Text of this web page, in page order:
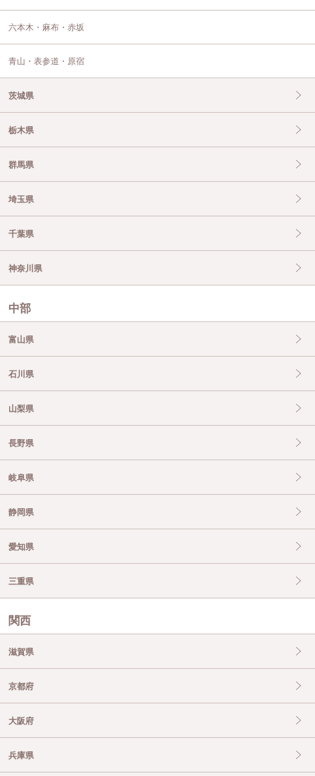
六本木・麻布・赤坂
青山・表参道・原宿
茨城県
栃木県
群馬県
埼玉県
千葉県
神奈川県
中部
富山県
石川県
山梨県
長野県
岐阜県
静岡県
愛知県
三重県
関西
滋賀県
京都府
大阪府
兵庫県